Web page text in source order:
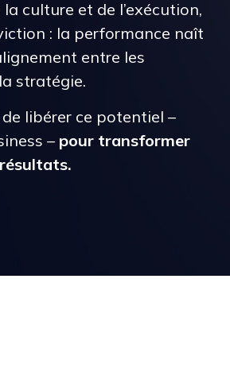
culture et de l’exécution,
: la performance naît
entre les
stratégie.
libérer ce potentiel –
– pour transformer